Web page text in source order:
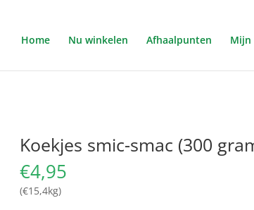
Home Nu winkelen Afhaalpunten Mijn
Koekjes smic-smac (300
€4,95
(€15,4kg)